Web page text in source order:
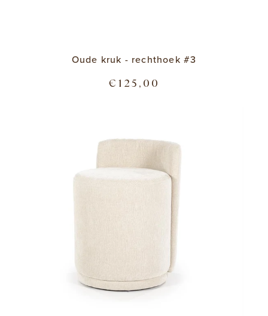
Oude kruk - rechthoek #3
€125,00